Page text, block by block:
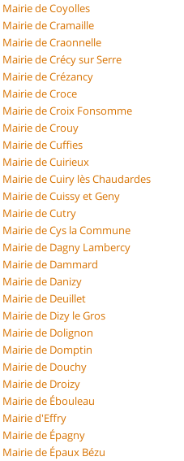
Mairie de Coyolles
Mairie de Cramaille
Mairie de Craonnelle
Mairie de Crécy sur Serre
Mairie de Crézancy
Mairie de Croce
Mairie de Croix Fonsomme
Mairie de Crouy
Mairie de Cuffies
Mairie de Cuirieux
Mairie de Cuiry lès Chaudardes
Mairie de Cuissy et Geny
Mairie de Cutry
Mairie de Cys la Commune
Mairie de Dagny Lambercy
Mairie de Dammard
Mairie de Danizy
Mairie de Deuillet
Mairie de Dizy le Gros
Mairie de Dolignon
Mairie de Domptin
Mairie de Douchy
Mairie de Droizy
Mairie de Ébouleau
Mairie d'Effry
Mairie de Épagny
Mairie de Épaux Bézu